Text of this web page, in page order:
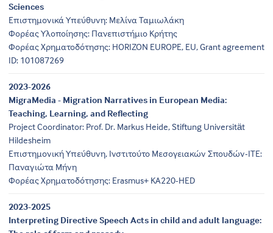
Sciences
Επιστημονικά Υπεύθυνη: Μελίνα Ταμιωλάκη
Φορέας Υλοποίησης: Πανεπιστήμιο Κρήτης
Φορέας Χρηματοδότησης: HORIZON EUROPE, EU, Grant agreement
ID: 101087269
2023-2026
MigraMedia - Migration Narratives in European Media:
Teaching, Learning, and Reflecting
Project Coordinator: Prof. Dr. Markus Heide, Stiftung Universität
Hildesheim
Επιστημονική Υπεύθυνη, Ινστιτούτο Μεσογειακών Σπουδών-ΙΤΕ:
Παναγιώτα Μήνη
Φορέας Χρηματοδότησης: Erasmus+ KA220-HED
2023-2025
Interpreting Directive Speech Acts in child and adult language: